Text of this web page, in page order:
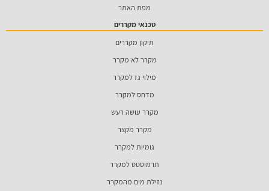
מפת האתר
טכנאי מקררים
תיקון מקררים
מקרר לא מקרר
מילוי גז למקרר
מדחס למקרר
מקרר עושה רעש
מקרר מקצר
גומיות למקרר
תרמוסטט למקרר
נזילת מים מהמקרר